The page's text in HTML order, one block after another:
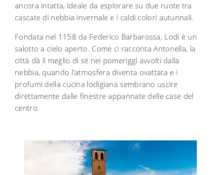
ancora intatta, ideale da esplorare su due ruote tra
cascate di nebbia invernale e i caldi colori autunnali.
Fondata nel 1158 da Federico Barbarossa, Lodi è un
salotto a cielo aperto. Come ci racconta Antonella, la
città dà il meglio di sé nei pomeriggi avvolti dalla
nebbia, quando l'atmosfera diventa ovattata e i
profumi della cucina lodigiana sembrano uscire
direttamente dalle finestre appannate delle case del
centro.